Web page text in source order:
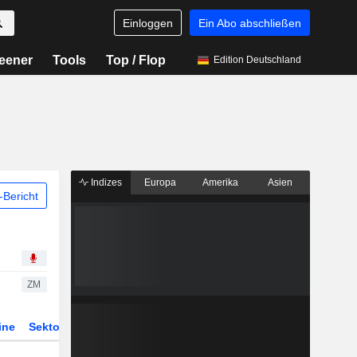
Einloggen Ein Abo abschließen
Tools Top / Flop Edition Deutschland
Bericht
ZM
Sektor
Indizes Europa Amerika Asien